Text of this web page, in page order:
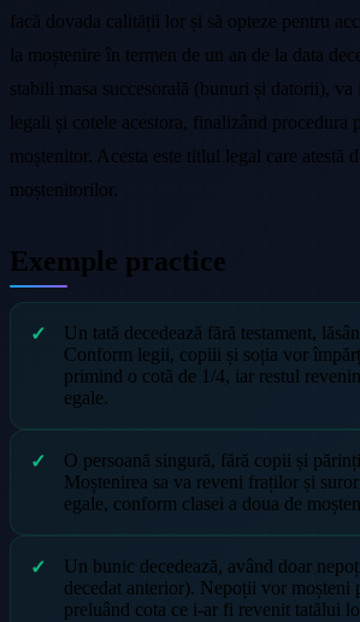
facă dovada calității lor și să opteze pentru
la moștenire în termen de un an de la data
stabili masa succesorală (bunuri și datorii),
legali și cotele acestora, finalizând procedura
moștenitor. Acesta este titlul legal care atestă
moștenitorilor.
Exemple practice
Un tată decedează fără testament,
Conform legii, copiii și soția vor
primind o cotă de 1/4, iar restul
egale.
O persoană singură, fără copii și
Moștenirea sa va reveni fraților și
egale, conform clasei a doua de
Un bunic decedează, având doar
decedat anterior). Nepoții vor moșteni
preluând cota ce i-ar fi revenit tatălui